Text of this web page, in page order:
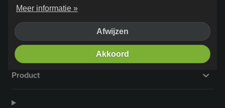
Bedrijf
Product
Meer informatie »
Afwijzen
Akkoord